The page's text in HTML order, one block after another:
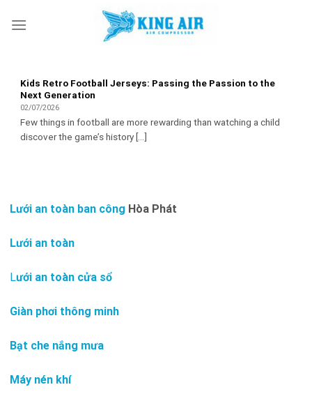
Kids Retro Football Jerseys: Passing the Passion to the
Next Generation
02/07/2026
Few things in football are more rewarding than watching a child
discover the game’s history [...]
Lưới an toàn ban công Hòa Phát
Lưới an toàn
Lưới an toàn cửa sổ
Giàn phơi thông minh
Bạt che nắng mưa
Máy nén khí